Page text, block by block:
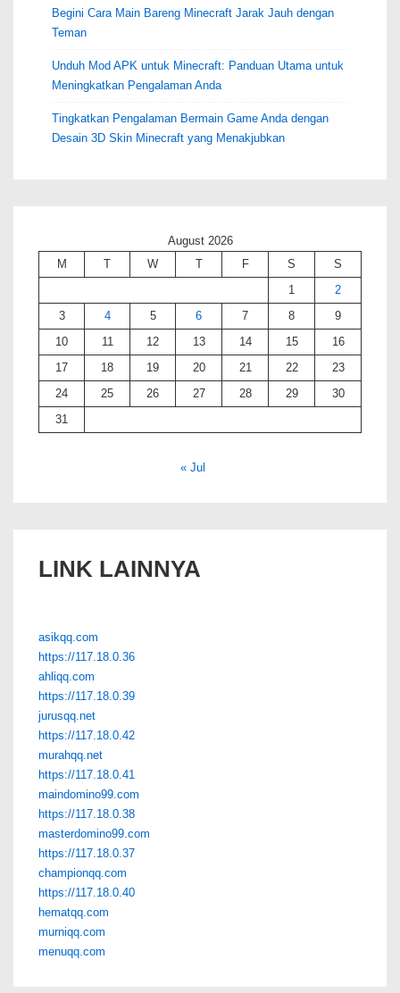
Begini Cara Main Bareng Minecraft Jarak Jauh dengan
Teman
Unduh Mod APK untuk Minecraft: Panduan Utama untuk
Meningkatkan Pengalaman Anda
Tingkatkan Pengalaman Bermain Game Anda dengan
Desain 3D Skin Minecraft yang Menakjubkan
August 2026
M
T W T F S
S
1
2
3
4 5 6 7 8
9
10
11 12 13 14 15
16
17
18 19 20 21 22
23
24
25 26 27 28 29
30
31
« Jul
LINK LAINNYA
asikqq.com
https://117.18.0.36
ahliqq.com
https://117.18.0.39
jurusqq.net
https://117.18.0.42
murahqq.net
https://117.18.0.41
maindomino99.com
https://117.18.0.38
masterdomino99.com
https://117.18.0.37
championqq.com
https://117.18.0.40
hematqq.com
murniqq.com
menuqq.com